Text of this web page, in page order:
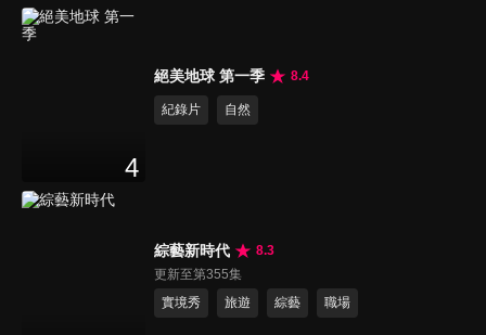
4
絕美地球 第一季 8.4
紀錄片 自然
綜藝新時代
8.3
更新至第355集
實境秀
旅遊 綜藝 職場